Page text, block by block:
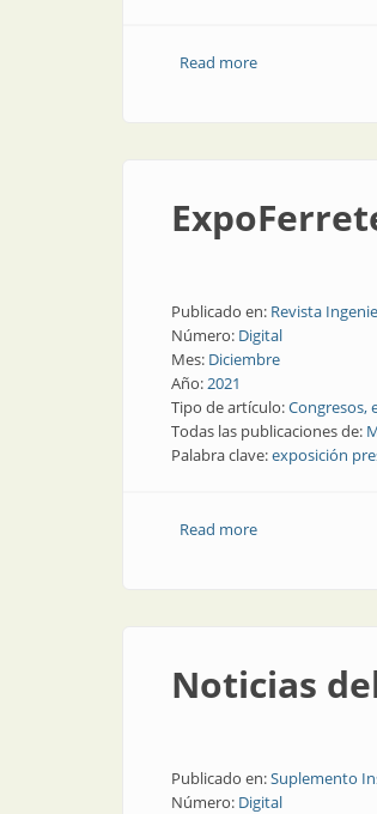
Read moreabout Los cursos
Publicado en: Revista
Número: Digital
Mes: Diciembre
Año:2021
Tipo de artículo:Congresos,
Todas las publicaciones de:
Palabra clave:exposición
Read moreabout
Noticias
Publicado en:Suplemento
Número: Digital